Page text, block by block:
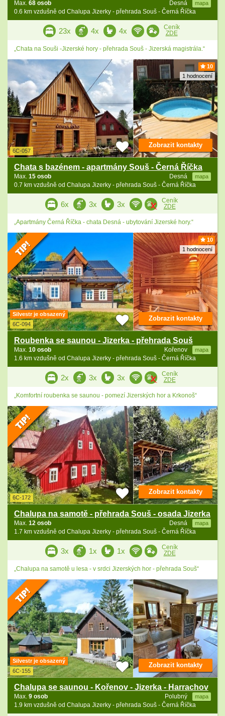
Desná mapa
Max. 68 osob
0.6 km vzdušně od Chalupa Jizerky - přehrada Souš - Černá Říčka
23x 4x 4x
Ceník
ZDE
„Chata na Souši -Jizerské hory - přehrada Souš - Jizerská magistrála.“
10
1 hodnocení
6C-057
Chata s bazénem - apartmány Souš - Černá Říčka
Desná mapa
Max. 15 osob
0.7 km vzdušně od Chalupa Jizerky - přehrada Souš - Černá Říčka
Zobrazit kontakty
6x 3x 3x
Ceník
ZDE
„Apartmány Černá Říčka - chata Desná - ubytování Jizerské hory.“
10
1 hodnocení
Silvestr je obsazený
6C-094
Roubenka se saunou - Jizerka - přehrada Souš
Kořenov mapa
Max. 10 osob
1.6 km vzdušně od Chalupa Jizerky - přehrada Souš - Černá Říčka
Zobrazit kontakty
2x 3x 3x
Ceník
ZDE
„Komfortní roubenka se saunou - pomezí Jizerských hor a Krkonoš“
6C-172
Chalupa na samotě - přehrada Souš - osada Jizerka
Desná mapa
Max. 12 osob
1.7 km vzdušně od Chalupa Jizerky - přehrada Souš - Černá Říčka
Zobrazit kontakty
3x 1x 1x
Ceník
ZDE
„Chalupa na samotě u lesa - v srdci Jizerských hor - přehrada Souš“
Silvestr je obsazený
6C-155
Chalupa se saunou - Kořenov - Jizerka - Harrachov
Polubný mapa
Max. 9 osob
1.9 km vzdušně od Chalupa Jizerky - přehrada Souš - Černá Říčka
Zobrazit kontakty